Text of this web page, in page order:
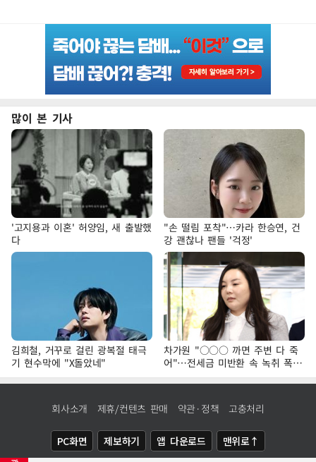
많이 본 기사
'고지용과 이혼' 허양임, 새 출발했
다
"손 떨림 포착"…카라 한승연, 건
강 괜찮나 팬들 '걱정'
김희철, 거꾸로 걸린 광복절 태극
기 현수막에 "X돌았네"
차가원 "○○○ 까면 주변 다 죽
어"…전세금 미반환 속 녹취 폭로
파장
회사소개 제휴/컨텐츠 판매 약관·정책 고충처리
PC화면 제보하기 앱 다운로드 맨위로↑